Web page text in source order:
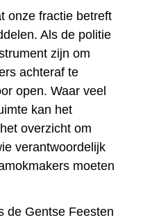
onze fractie betreft
Als de politie
zijn om
achteraf te
open. Waar veel
kan het
overzicht om
verantwoordelijk
moeten
de Gentse Feesten